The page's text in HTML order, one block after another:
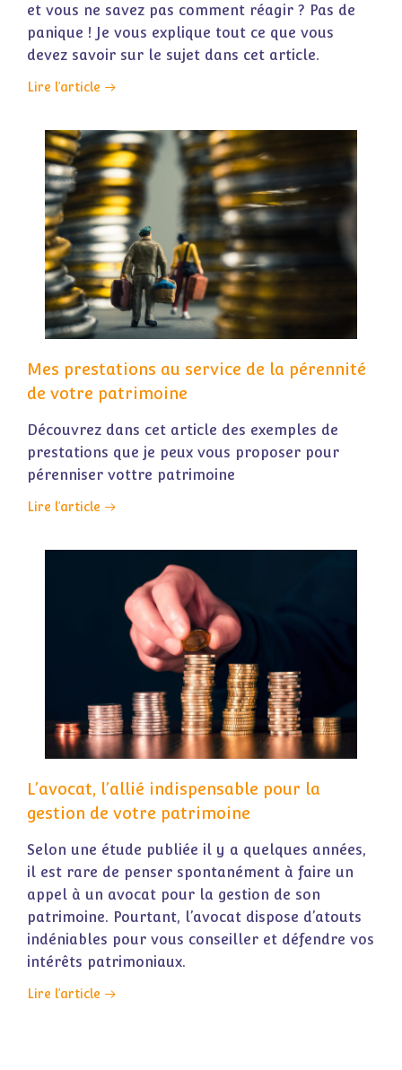
et vous ne savez pas comment réagir ? Pas de
panique ! Je vous explique tout ce que vous
devez savoir sur le sujet dans cet article.
Lire l’article
Mes prestations au service de la pérennité
de votre patrimoine
Découvrez dans cet article des exemples de
prestations que je peux vous proposer pour
pérenniser vottre patrimoine
Lire l’article
L’avocat, l’allié indispensable pour la
gestion de votre patrimoine
Selon une étude publiée il y a quelques années,
il est rare de penser spontanément à faire un
appel à un avocat pour la gestion de son
patrimoine. Pourtant, l’avocat dispose d’atouts
indéniables pour vous conseiller et défendre vos
intérêts patrimoniaux.
Lire l’article